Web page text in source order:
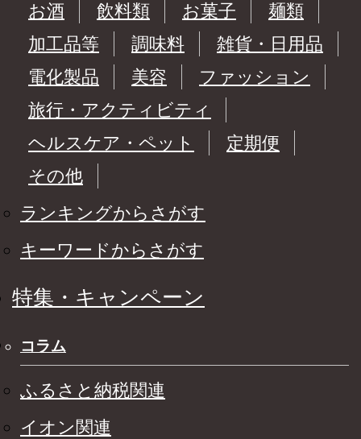
お酒
飲料類 お菓子
麺類
加工品等
調味料
雑貨・日用品
電化製品
美容
ファッション
旅行・アクティビティ
ヘルスケア・ペット
定期便
その他
ランキングからさがす
キーワードからさがす
特集・キャンペーン
コラム
ふるさと納税関連
イオン関連